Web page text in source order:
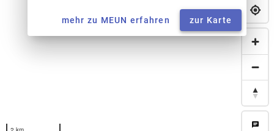
chat
mehr zu MEUN erfahren zur Karte